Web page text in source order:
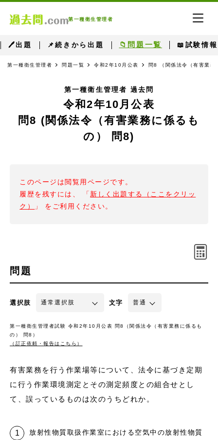
第一種衛生管理者
🖊出題 📌続きから出題 📁問題一覧 📖試験情報
第一種衛生管理者 問題一覧 令和2年10月公表 問8 （関係法令（有害業務
第一種衛生管理者 過去問
令和2年10月公表
問8 (関係法令（有害業務に係るも
の） 問8)
このページは閲覧用ページです。
履歴を残すには、 「 新しく出題する（ここをクリッ
ク）
」 をご利用ください。
問題
選択肢 文字
第一種衛生管理者試験 令和2年10月公表 問8（関係法令（有害業務に係るも
の） 問8）
（訂正依頼・報告はこちら）
有害業務を行う作業場等について、法令に基づき定期
に行う作業環境測定とその測定頻度との組合せとし
て、誤っているものは次のうちどれか。
放射性物質取扱作業室における空気中の放射性物質